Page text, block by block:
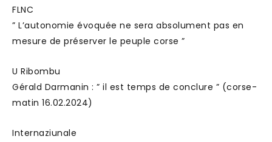
FLNC
” L’autonomie évoquée ne sera absolument pas en
mesure de préserver le peuple corse ”
U Ribombu
Gérald Darmanin : ” il est temps de conclure ” (corse-
matin 16.02.2024)
Internaziunale